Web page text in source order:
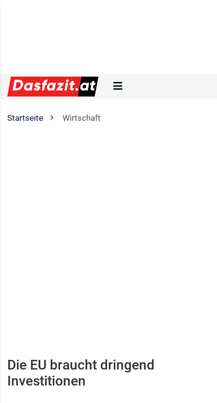
Startseite Wirtschaft
Die EU braucht dringend
Investitionen